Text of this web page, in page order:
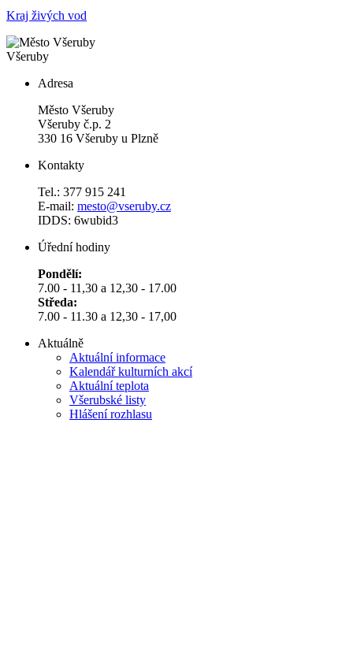
Kraj živých vod
Všeruby
Adresa
Město Všeruby
Všeruby č.p. 2
330 16 Všeruby u Plzně
Kontakty
Tel.: 377 915 241
E-mail: mesto@vseruby.cz
IDDS: 6wubid3
Úřední hodiny
Pondělí:
7.00 - 11,30 a 12,30 - 17.00
Středa:
7.00 - 11.30 a 12,30 - 17,00
Aktuálně
Aktuální informace
Kalendář kulturních akcí
Aktuální teplota
Všerubské listy
Hlášení rozhlasu